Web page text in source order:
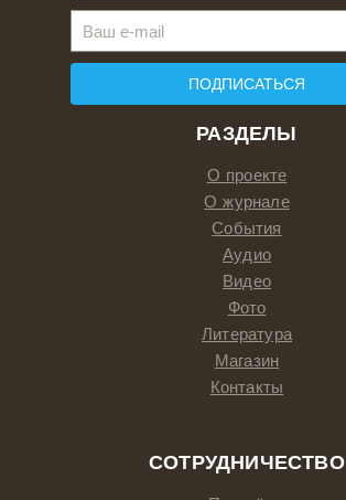
РАЗДЕЛЫ
О проекте
О журнале
События
Аудио
Видео
Фото
Литература
Магазин
Контакты
СОТРУДНИЧЕСТВО
ПОДПИСАТЬСЯ